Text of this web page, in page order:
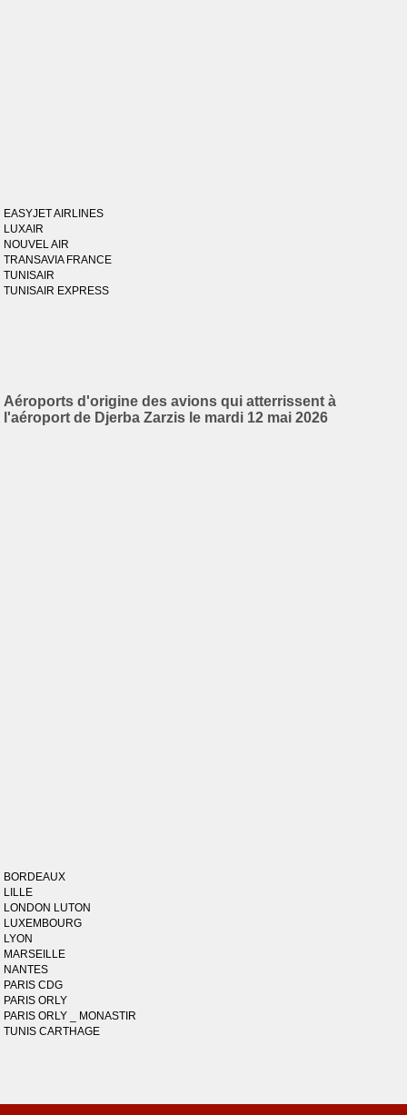
EASYJET AIRLINES
LUXAIR
NOUVEL AIR
TRANSAVIA FRANCE
TUNISAIR
TUNISAIR EXPRESS
Aéroports d'origine des avions qui atterrissent à
l'aéroport de Djerba Zarzis le mardi 12 mai 2026
BORDEAUX
LILLE
LONDON LUTON
LUXEMBOURG
LYON
MARSEILLE
NANTES
PARIS CDG
PARIS ORLY
PARIS ORLY _ MONASTIR
TUNIS CARTHAGE